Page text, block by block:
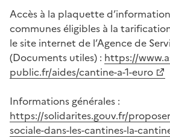
Accès à la plaquette
communes éligibles à la
le site internet de l’Agence de
(Documents utiles) : https://
public.fr/aides/cantine-a-1-euro
Informations générales :
https://solidarites.gouv.fr/
sociale-dans-les-cantines-la-